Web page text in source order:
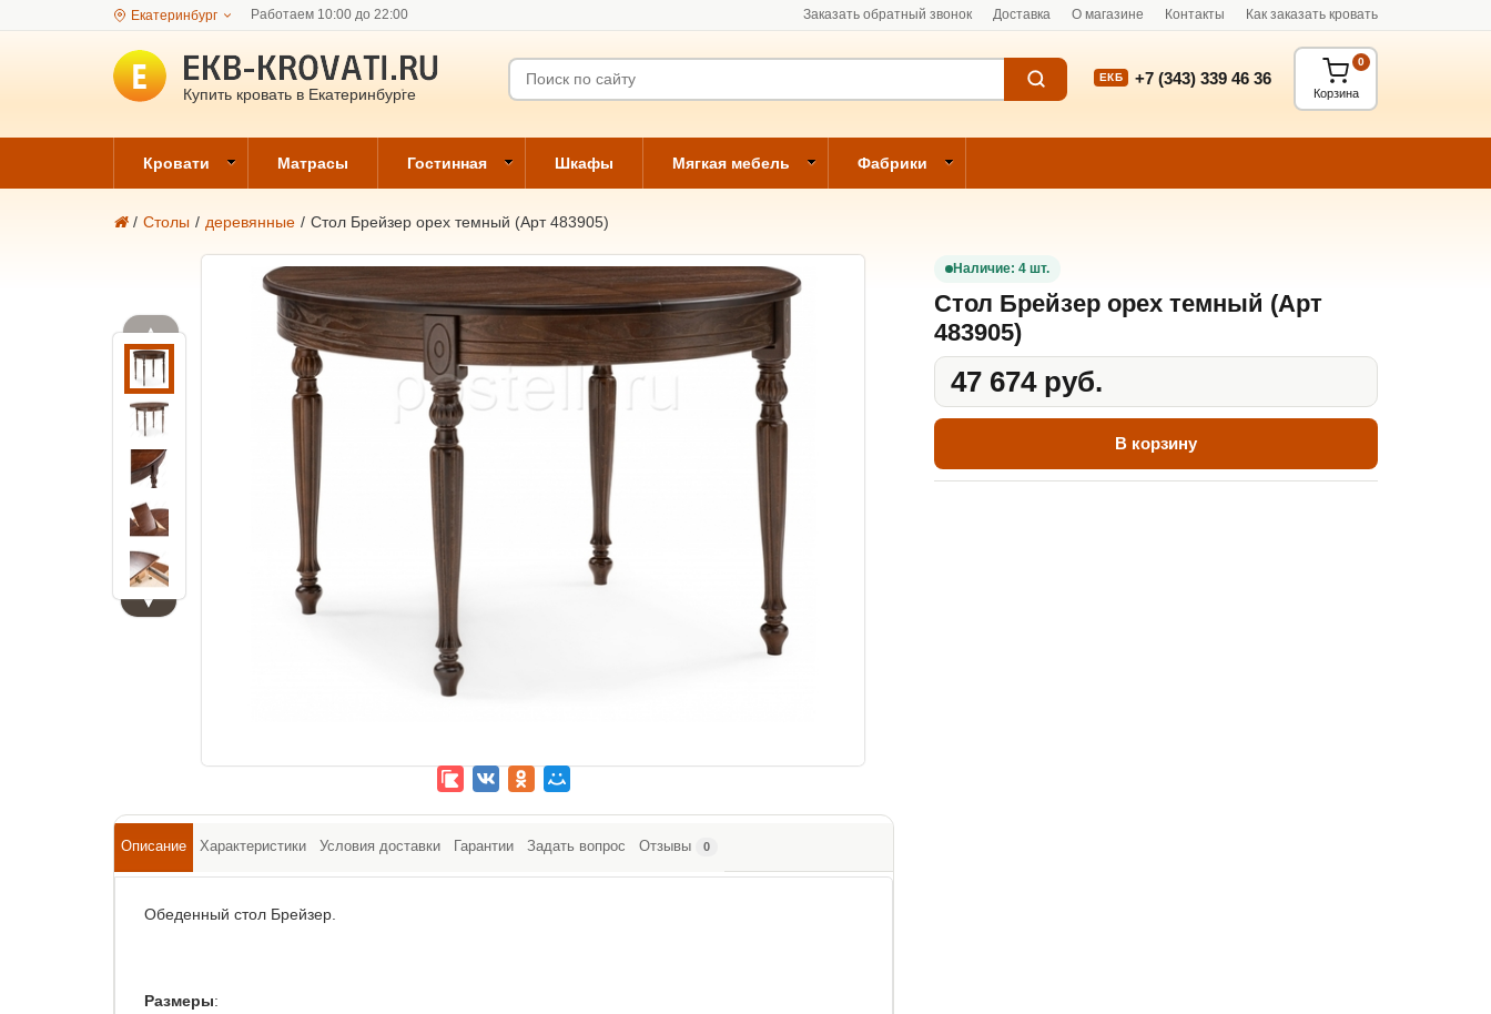
Екатеринбург Работаем 10:00 до 22:00 Заказать обратный звонок Доставка О магазине Контакты Как заказать кровать
Купить кровать в Екатеринбурге
ЕКБ +7 (343) 339 46 36
Корзина
0
Кровати Матрасы Гостинная Шкафы Мягкая мебель Фабрики
/ Столы / деревянные / Стол Брейзер орех темный (Арт 483905)
▲
▼
Наличие: 4 шт.
Стол Брейзер орех темный (Арт
483905)
47 674 руб.
В корзину
Описание Характеристики Условия доставки Гарантии Задать вопрос Отзывы 0
Обеденный стол Брейзер.
Размеры: